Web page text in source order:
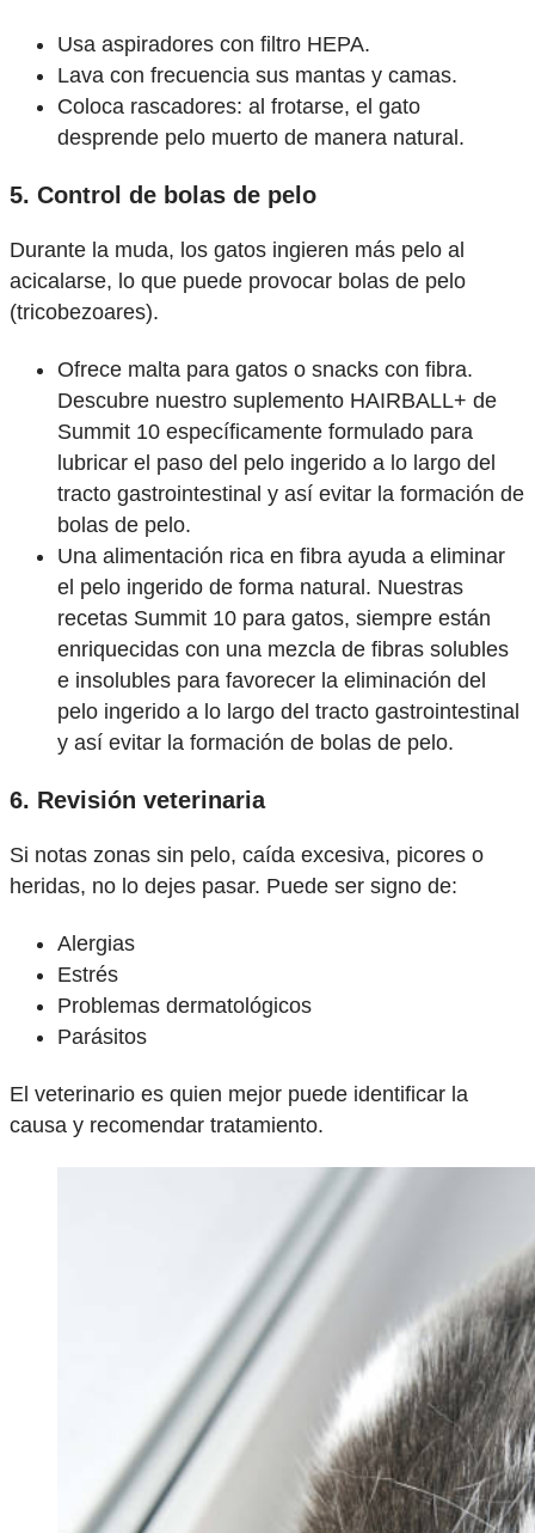
Usa aspiradores con filtro HEPA.
Lava con frecuencia sus mantas y camas.
Coloca rascadores: al frotarse, el gato
desprende pelo muerto de manera natural.
5. Control de bolas de pelo
Durante la muda, los gatos ingieren más pelo al
acicalarse, lo que puede provocar bolas de pelo
(tricobezoares).
Ofrece malta para gatos o snacks con fibra.
Descubre nuestro suplemento HAIRBALL+ de
Summit 10 específicamente formulado para
lubricar el paso del pelo ingerido a lo largo del
tracto gastrointestinal y así evitar la formación de
bolas de pelo.
Una alimentación rica en fibra ayuda a eliminar
el pelo ingerido de forma natural. Nuestras
recetas Summit 10 para gatos, siempre están
enriquecidas con una mezcla de fibras solubles
e insolubles para favorecer la eliminación del
pelo ingerido a lo largo del tracto gastrointestinal
y así evitar la formación de bolas de pelo.
6. Revisión veterinaria
Si notas zonas sin pelo, caída excesiva, picores o
heridas, no lo dejes pasar. Puede ser signo de:
Alergias
Estrés
Problemas dermatológicos
Parásitos
El veterinario es quien mejor puede identificar la
causa y recomendar tratamiento.